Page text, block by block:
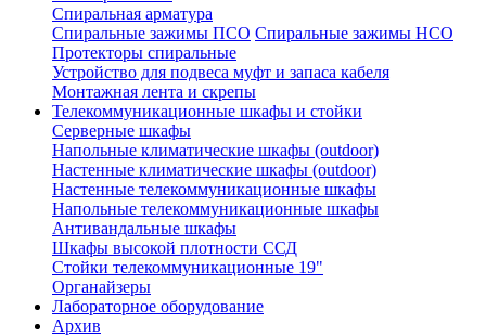
Спиральная арматура
Спиральные зажимы ПСО Спиральные зажимы НСО
Протекторы спиральные
Устройство для подвеса муфт и запаса кабеля
Монтажная лента и скрепы
Телекоммуникационные шкафы и стойки
Серверные шкафы
Напольные климатические шкафы (outdoor)
Настенные климатические шкафы (outdoor)
Настенные телекоммуникационные шкафы
Напольные телекоммуникационные шкафы
Антивандальные шкафы
Шкафы высокой плотности ССД
Стойки телекоммуникационные 19"
Органайзеры
Лабораторное оборудование
Архив